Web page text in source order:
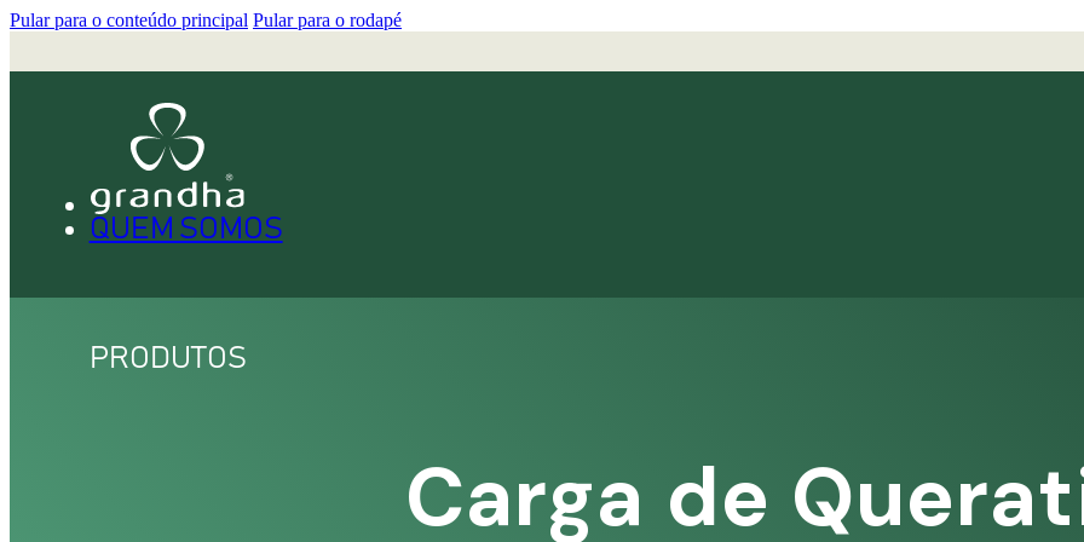
Pular para o conteúdo principal Pular para o rodapé
QUEM SOMOS
PRODUTOS
Carga de